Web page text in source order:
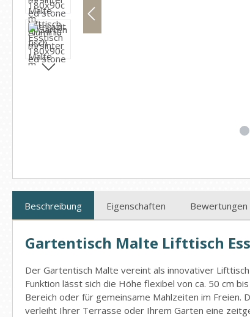
Beschreibung Eigenschaften Bewertungen
Gartentisch Malte Lifttisch
Der Gartentisch Malte vereint als innovativer
Funktion lässt sich die Höhe flexibel von ca. 50 cm
Bereich oder für gemeinsame Mahlzeiten im
verleiht Ihrer Terrasse oder Ihrem Garten eine